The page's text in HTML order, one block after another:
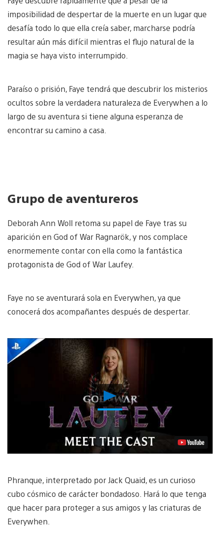
imposibilidad de despertar de la muerte en un lugar que
desafía todo lo que ella creía saber, marcharse podría
resultar aún más difícil mientras el flujo natural de la
magia se haya visto interrumpido.
Paraíso o prisión, Faye tendrá que descubrir los misterios
ocultos sobre la verdadera naturaleza de Everywhen a lo
largo de su aventura si tiene alguna esperanza de
encontrar su camino a casa.
Grupo de aventureros
Deborah Ann Woll retoma su papel de Faye tras su
aparición en God of War Ragnarök, y nos complace
enormemente contar con ella como la fantástica
protagonista de God of War Laufey.
Faye no se aventurará sola en Everywhen, ya que
conocerá dos acompañantes después de despertar.
Reproducir
Video
Phranque, interpretado por Jack Quaid, es un curioso
cubo cósmico de carácter bondadoso. Hará lo que tenga
que hacer para proteger a sus amigos y las criaturas de
Everywhen.